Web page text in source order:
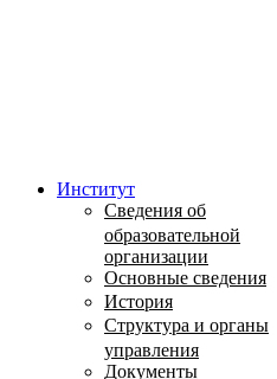
Институт
Сведения об
образовательной
организации
Основные сведения
История
Структура и органы
управления
Документы